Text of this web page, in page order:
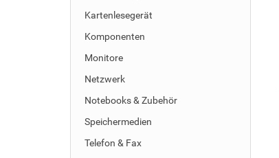
Kartenlesegerät
Komponenten
Monitore
Netzwerk
Notebooks & Zubehör
Speichermedien
Telefon & Fax